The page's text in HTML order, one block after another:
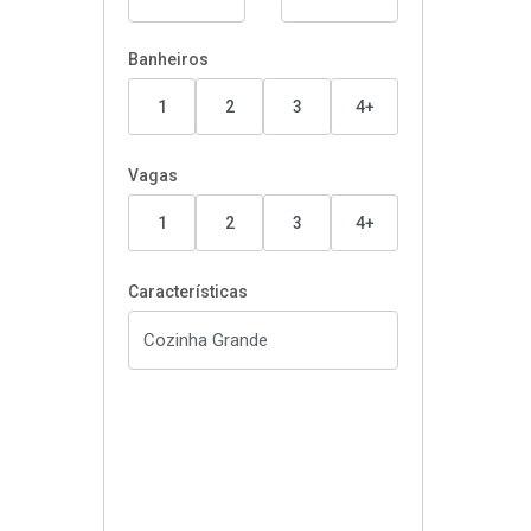
Banheiros
1 2 3 4+
Vagas
1 2 3 4+
Características